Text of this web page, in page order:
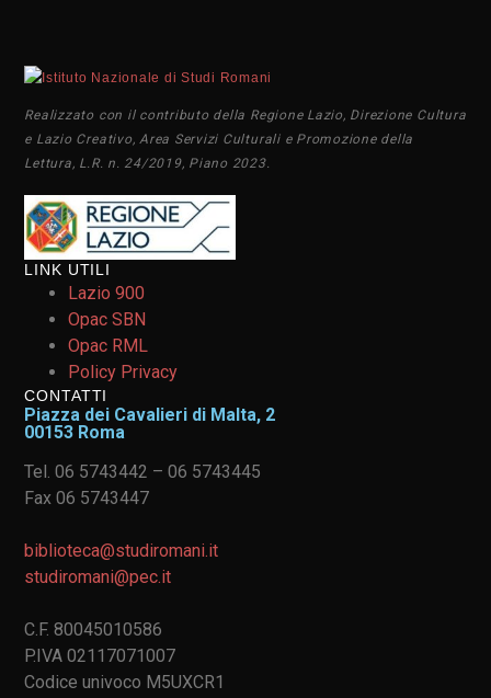
Realizzato con il contributo della Regione Lazio, Direzione Cultura
e Lazio Creativo, Area Servizi Culturali e Promozione della
Lettura, L.R. n. 24/2019, Piano 2023.
LINK UTILI
Lazio 900
Opac SBN
Opac RML
Policy Privacy
CONTATTI
Piazza dei Cavalieri di Malta, 2
00153 Roma
Tel. 06 5743442 – 06 5743445
Fax 06 5743447
biblioteca@studiromani.it
studiromani@pec.it
C.F. 80045010586
P.IVA 02117071007
Codice univoco M5UXCR1